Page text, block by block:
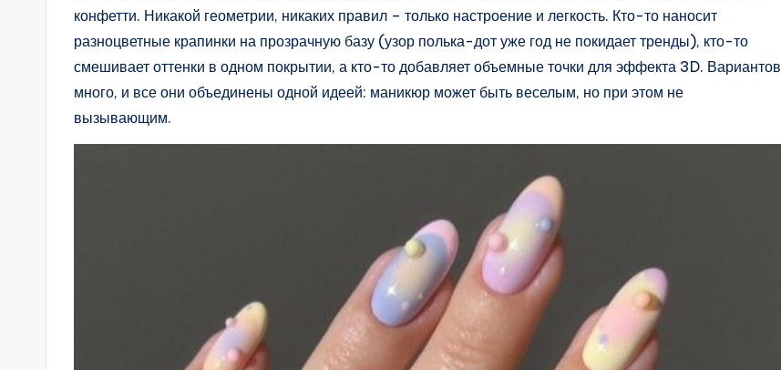
конфетти. Никакой геометрии, никаких правил – только настроение и легкость. Кто-то наносит
разноцветные крапинки на прозрачную базу (узор полька-дот уже год не покидает тренды), кто-то
смешивает оттенки в одном покрытии, а кто-то добавляет объемные точки для эффекта 3D. Вариантов
много, и все они объединены одной идеей: маникюр может быть веселым, но при этом не
вызывающим.